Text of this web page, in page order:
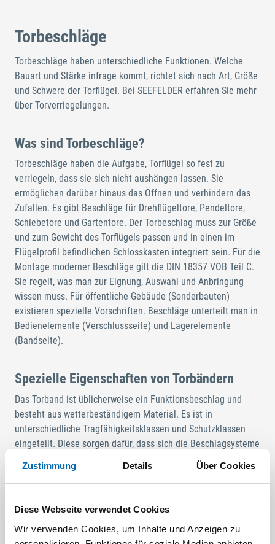
Zustimmung Details Über Cookies
Diese Webseite verwendet Cookies
Wir verwenden Cookies, um Inhalte und Anzeigen zu
Torbeschläge
Torbeschläge haben unterschiedliche Funktionen. Welche
Bauart und Stärke infrage kommt, richtet sich nach Art, Größe
und Schwere der Torflügel. Bei SEEFELDER erfahren Sie mehr
über Torverriegelungen.
Was sind Torbeschläge?
Torbeschläge haben die Aufgabe, Torflügel so fest zu
verriegeln, dass sie sich nicht aushängen lassen. Sie
ermöglichen darüber hinaus das Öffnen und verhindern das
Zufallen. Es gibt Beschläge für Drehflügeltore, Pendeltore,
Schiebetore und Gartentore. Der Torbeschlag muss zur Größe
und zum Gewicht des Torflügels passen und in einen im
Flügelprofil befindlichen Schlosskasten integriert sein. Für die
Montage moderner Beschläge gilt die DIN 18357 VOB Teil C.
Sie regelt, was man zur Eignung, Auswahl und Anbringung
wissen muss. Für öffentliche Gebäude (Sonderbauten)
existieren spezielle Vorschriften. Beschläge unterteilt man in
Bedienelemente (Verschlussseite) und Lagerelemente
(Bandseite).
Spezielle Eigenschaften von Torbändern
Das Torband ist üblicherweise ein Funktionsbeschlag und
besteht aus wetterbeständigem Material. Es ist in
unterschiedliche Tragfähigkeitsklassen und Schutzklassen
eingeteilt. Diese sorgen dafür, dass sich die Beschlagsysteme
nicht von Einbrechern anbohren und aufhebeln lassen.
Beschläge dürfen nur entsprechend den Herstellerangaben
oder der jeweiligen Einbauzeichnung montiert und gewartet